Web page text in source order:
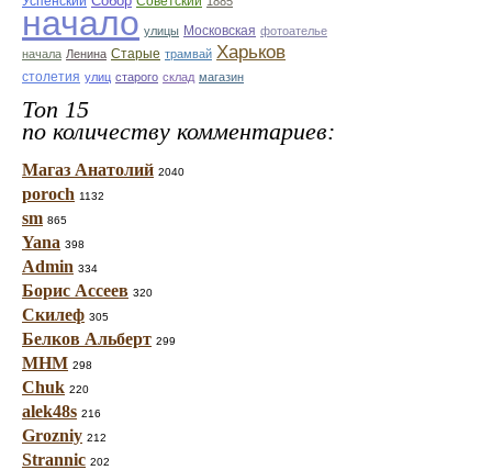
начало улицы Московская фотоателье
начала Ленина Старые трамвай Харьков
столетия улиц старого склад магазин
Топ 15
по количеству комментариев:
Магаз Анатолий 2040
poroch 1132
sm 865
Yana 398
Admin 334
Борис Ассеев 320
Скилеф 305
Белков Альберт 299
МНМ 298
Chuk 220
alek48s 216
Grozniy 212
Strannic 202